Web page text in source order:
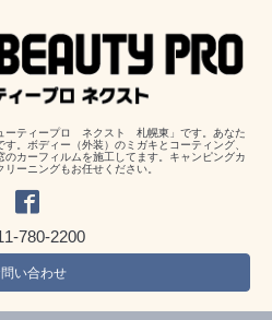
ーティープロ ネクスト 札幌東」です。あなた
。ボディー（外装）のミガキとコーティング、
カーフィルムを施工してます。キャンピングカ
ーニングもお任せください。
780-2200
い合わせ